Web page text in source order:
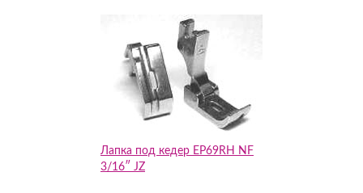
Лапка под кедер EP69RH NF
3/16″ JZ